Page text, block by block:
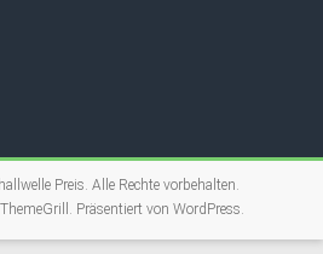
Preis. Alle Rechte vorbehalten.
Präsentiert von WordPress.